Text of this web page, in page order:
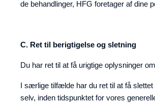
de behandlinger, HFG foretager af dine
C. Ret til berigtigelse og sletning
Du har ret til at få urigtige oplysninger
I særlige tilfælde har du ret til at få slettet
selv, inden tidspunktet for vores